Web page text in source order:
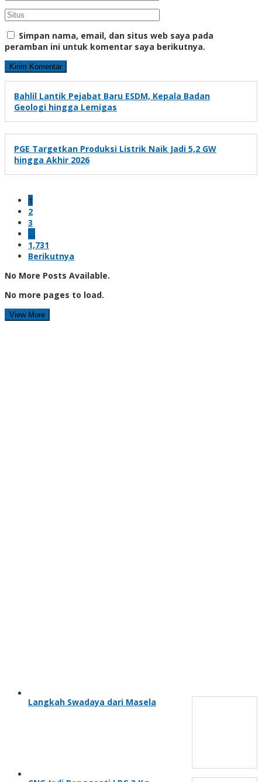
Simpan nama, email, dan situs web saya pada
peramban ini untuk komentar saya berikutnya.
Bahlil Lantik Pejabat Baru ESDM, Kepala Badan
Geologi hingga Lemigas
PGE Targetkan Produksi Listrik Naik Jadi 5,2 GW
hingga Akhir 2026
1
2
3
…
1,731
Berikutnya
No More Posts Available.
No more pages to load.
View More
Langkah Swadaya dari Masela